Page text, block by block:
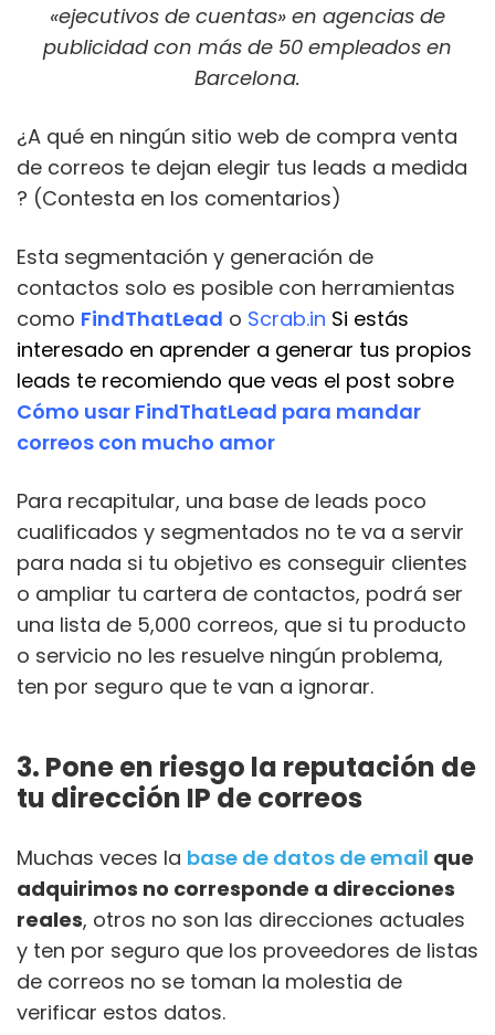
«ejecutivos de cuentas» en agencias de
publicidad con más de 50 empleados en
Barcelona.
¿A qué en ningún sitio web de compra venta
de correos te dejan elegir tus leads a medida
? (Contesta en los comentarios)
Esta segmentación y generación de
contactos solo es posible con herramientas
como FindThatLead o Scrab.in Si estás
interesado en aprender a generar tus propios
leads te recomiendo que veas el post sobre
Cómo usar FindThatLead para mandar
correos con mucho amor
Para recapitular, una base de leads poco
cualificados y segmentados no te va a servir
para nada si tu objetivo es conseguir clientes
o ampliar tu cartera de contactos, podrá ser
una lista de 5,000 correos, que si tu producto
o servicio no les resuelve ningún problema,
ten por seguro que te van a ignorar.
3. Pone en riesgo la reputación de
tu dirección IP de correos
Muchas veces la base de datos de email que
adquirimos no corresponde a direcciones
reales, otros no son las direcciones actuales
y ten por seguro que los proveedores de listas
de correos no se toman la molestia de
verificar estos datos.